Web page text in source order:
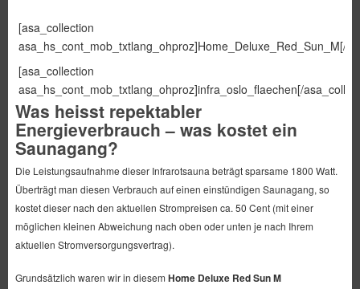
[asa_collection
asa_hs_cont_mob_txtlang_ohproz]Home_Deluxe_Red_Sun_M[/
[asa_collection
asa_hs_cont_mob_txtlang_ohproz]infra_oslo_flaechen[/
Was heisst repektabler
Energieverbrauch – was kostet ein
Saunagang?
Die Leistungsaufnahme dieser Infrarotsauna beträgt sparsame 1800 Watt.
Überträgt man diesen Verbrauch auf einen einstündigen Saunagang, so
kostet dieser nach den aktuellen Strompreisen ca. 50 Cent (mit einer
möglichen kleinen Abweichung nach oben oder unten je nach Ihrem
aktuellen Stromversorgungsvertrag).
Grundsätzlich waren wir in diesem Home Deluxe Red Sun M